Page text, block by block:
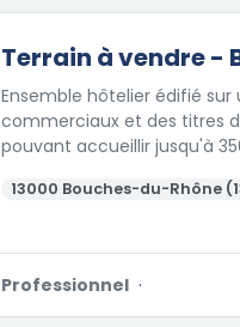
Terrain à vendre -
Ensemble hôtelier édifié
commerciaux et des titres
pouvant accueillir jusqu'à
13000 Bouches-du-Rhône
Professionnel ·